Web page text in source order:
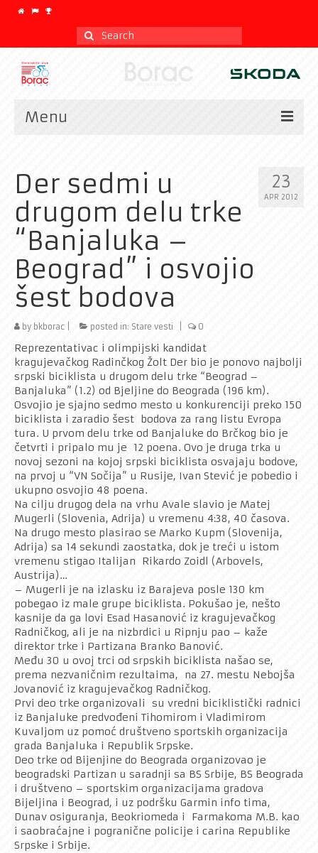
Search
for:
Menu
Kalendar
CLASSIC
Istorijat
Klub
Galerija
Rekreativci
Kontakt
23
APR 2012
Der sedmi u
drugom delu trke
“Banjaluka –
Beograd” i osvojio
šest bodova
by bkborac posted in: Stare vesti 0
Reprezentativac i olimpijski kandidat
kragujevačkog Radinčkog Žolt Der bio je ponovo najbolji
srpski biciklista u drugom delu trke “Beograd –
Banjaluka” (1.2) od Bjeljine do Beograda (196 km).
Osvojio je sjajno sedmo mesto u konkurenciji preko 150
biciklista i zaradio šest bodova za rang listu Evropa
tura. U prvom delu trke od Banjaluke do Brčkog bio je
četvrti i pripalo mu je 12 poena. Ovo je druga trka u
novoj sezoni na kojoj srpski biciklista osvajaju bodove,
na prvoj u “VN Sočija” u Rusije, Ivan Stević je pobedio i
ukupno osvojio 48 poena.
Na cilju drugog dela na vrhu Avale slavio je Matej
Mugerli (Slovenia, Adrija) u vremenu 4:38, 40 časova.
Na drugo mesto plasirao se Marko Kupm (Slovenija,
Adrija) sa 14 sekundi zaostatka, dok je treći u istom
vremenu stigao Italijan Rikardo Zoidl (Arbovels,
Austrija)…
– Mugerli je na izlasku iz Barajeva posle 130 km
pobegao iz male grupe biciklista. Pokušao je, nešto
kasnije da ga lovi Esad Hasanović iz kragujevačkog
Radničkog, ali je na nizbrdici u Ripnju pao – kaže
direktor trke i Partizana Branko Banović.
Među 30 u ovoj trci od srpskih biciklista našao se,
prema nezvaničnim rezultaima, na 27. mestu Nebojša
Jovanović iz kragujevačkog Radničkog.
Prvi deo trke organizovali su vredni biciklistički radnici
iz Banjaluke predvođeni Tihomirom i Vladimirom
Kuvaljom uz pomoć društveno sportskih organizacija
grada Banjaluka i Republik Srpske.
Deo trke od Bijenjine do Beograda organizovao je
beogradski Partizan u saradnji sa BS Srbije, BS Beograda
i društveno – sportskim organizacijama gradova
Bijeljina i Beograd, i uz podršku Garmin info tima,
Dunav osiguranja, Beokriomeda i Farmakoma M.B. kao
i saobraćajne i pogranične policije i carina Republike
Srpske i Srbije.